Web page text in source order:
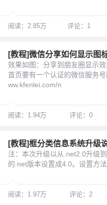
阅读：2.85万 评论：1
[教程]微信分享如何显示图
效果如图：分享到朋友圈显示
首页要有一个认证的微信服务
ww.kfenlei.com/n
阅读：1.94万 评论：0
[教程]框分类信息系统升级
注：本次升级以从.net2.0升级
的.net版本设置成4.0。设置方
阅读：1.97万 评论：2